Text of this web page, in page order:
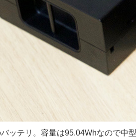
ッテリ。容量は95.04Whなので中